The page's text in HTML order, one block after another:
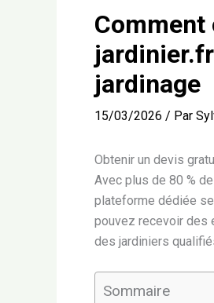
jardinage
15/03/2026 / Par
Obtenir un devis
Avec plus de 80 %
plateforme dédiée
pouvez recevoir des
des jardiniers
Sommaire